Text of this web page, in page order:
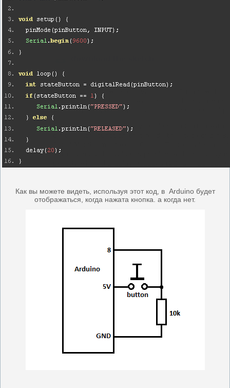
Как вы можете видеть, используя этот код, в Arduino будет
отображаться, когда нажата кнопка. а когда нет.